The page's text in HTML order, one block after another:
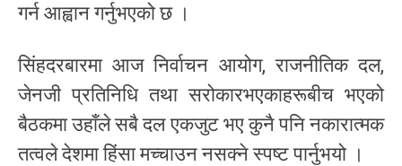
गर्न आह्वान गर्नुभएको छ ।
सिंहदरबारमा आज निर्वाचन आयोग, राजनीतिक दल,
जेनजी प्रतिनिधि तथा सरोकारभएकाहरूबीच भएको
बैठकमा उहाँले सबै दल एकजुट भए कुनै पनि नकारात्मक
तत्वले देशमा हिंसा मच्चाउन नसक्ने स्पष्ट पार्नुभयो ।